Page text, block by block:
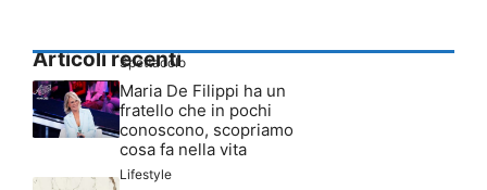
Articoli recenti
Spettacolo
Maria De Filippi ha un
fratello che in pochi
conoscono, scopriamo
cosa fa nella vita
Lifestyle